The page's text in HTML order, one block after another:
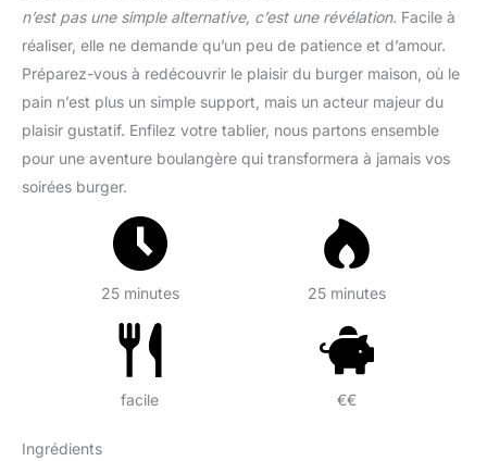
n’est pas une simple alternative, c’est une révélation. Facile à
réaliser, elle ne demande qu’un peu de patience et d’amour.
Préparez-vous à redécouvrir le plaisir du burger maison, où le
pain n’est plus un simple support, mais un acteur majeur du
plaisir gustatif. Enfilez votre tablier, nous partons ensemble
pour une aventure boulangère qui transformera à jamais vos
soirées burger.
25 minutes 25 minutes
facile €€
Ingrédients